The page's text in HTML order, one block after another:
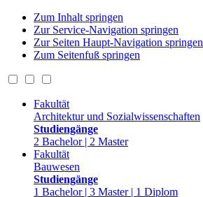
Zum Inhalt springen
Zur Service-Navigation springen
Zur Seiten Haupt-Navigation springen
Zum Seitenfuß springen
Fakultät
Architektur und Sozialwissenschaften
Studiengänge
2 Bachelor | 2 Master
Fakultät
Bauwesen
Studiengänge
1 Bachelor | 3 Master | 1 Diplom